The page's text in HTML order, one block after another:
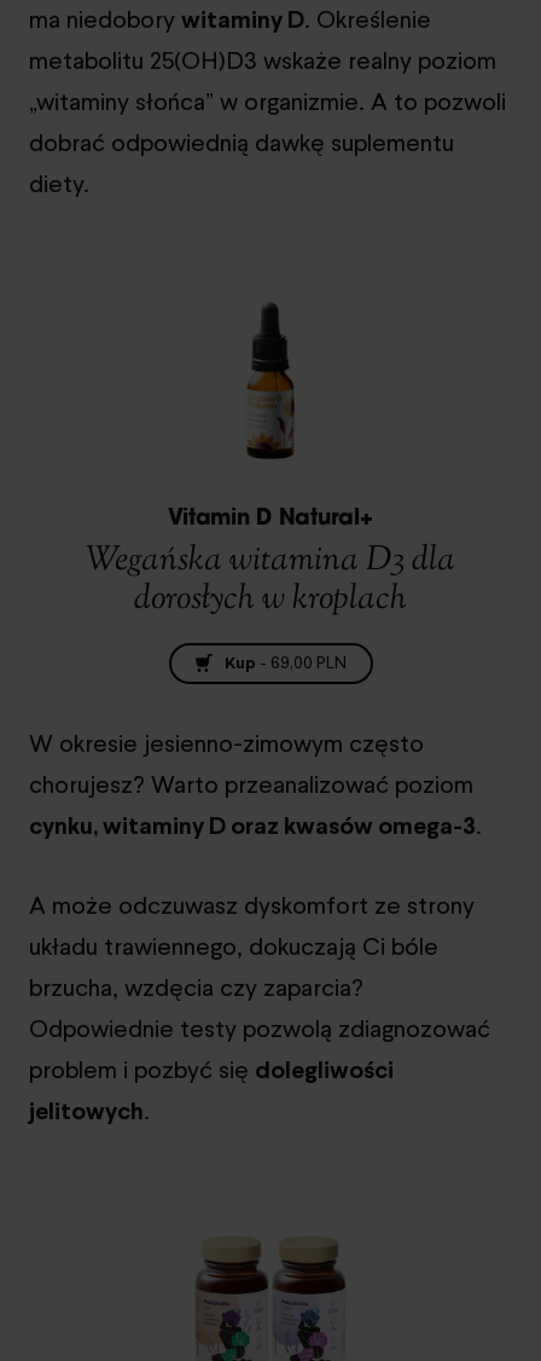
ma niedoborywitaminy D. Określenie
metabolitu 25(OH)D3 wskaże realny poziom
„witaminy słońca” w organizmie. A to pozwoli
dobrać odpowiednią dawkę suplementu
diety.
Vitamin D Natural+
Wegańska witamina D3 dla
dorosłych w kroplach
Kup - 69,00 PLN
W okresie jesienno-zimowym często
chorujesz? Warto przeanalizować poziom
cynku, witaminy D oraz kwasów omega-3.
A może odczuwasz dyskomfort ze strony
układu trawiennego, dokuczają Ci bóle
brzucha, wzdęcia czy zaparcia?
Odpowiednie testy pozwolą zdiagnozować
problem i pozbyć się dolegliwości
jelitowych.